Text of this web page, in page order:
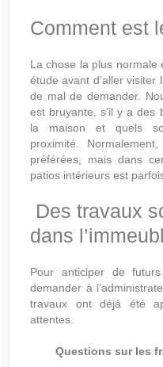
Comment est
La chose la plus normale
étude avant d’aller
de mal de demander.
est bruyante, s’il y a des
la maison et quels
proximité.
préférées, mais dans
patios intérieurs est
Des travaux
dans
Pour anticiper de
demander à
travaux ont déjà été
attentes.
Questions sur les